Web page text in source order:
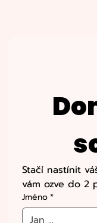
Stačí nastínit
vám ozve do 2
Jméno *